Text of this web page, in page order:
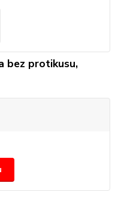
bez protikusu,